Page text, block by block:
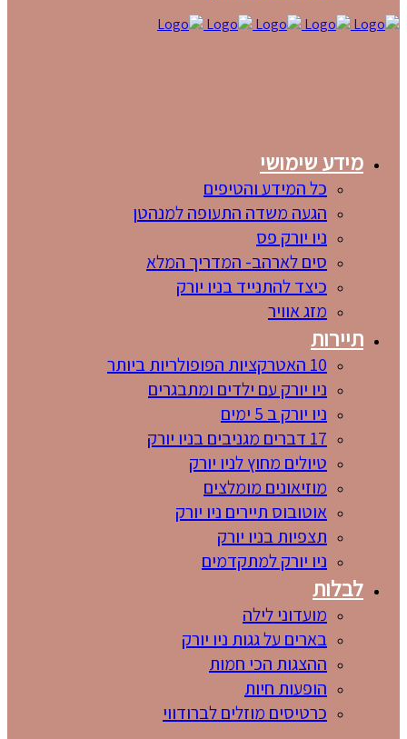
מידע שימושי
כל המידע והטיפים
הגעה משדה התעופה למנהטן
ניו יורק פס
סים לארהב- המדריך המלא
כיצד להתנייד בניו יורק
מזג אוויר
תיירות
10 האטרקציות הפופולריות ביותר
ניו יורק עם ילדים ומתבגרים
ניו יורק ב 5 ימים
17 דברים מגניבים בניו יורק
טיולים מחוץ לניו יורק
מוזיאונים מומלצים
אוטובוס תיירים ניו יורק
תצפיות בניו יורק
ניו יורק למתקדמים
לבלות
מועדוני לילה
בארים על גגות ניו יורק
ההצגות הכי חמות
הופעות חיות
כרטיסים מוזלים לברודווי